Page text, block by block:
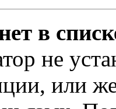
в
не
или